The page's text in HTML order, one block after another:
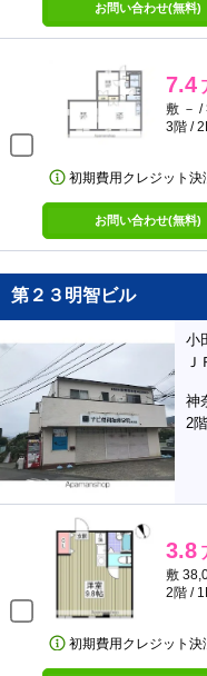
お問い合わせ(無料)
7.4
敷 － /
3階 /
初期費用クレジット決
お問い合わせ(無料)
第２３明智ビル
小
神
2
3.8
敷
2階 /
初期費用クレジット決